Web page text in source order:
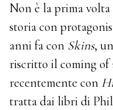
Non è la prima
storia con
anni fa con Skins,
riscritto il coming of
recentemente con
tratta dai libri di